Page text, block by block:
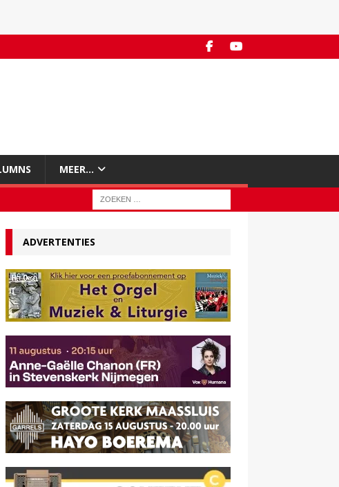
MEER…
ADVERTENTIES